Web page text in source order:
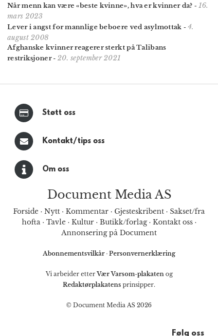
Når menn kan være «beste kvinne», hva er kvinner da? - 16.
mars 2023
Lever i angst for mannlige beboere ved asylmottak - 4.
august 2008
Afghanske kvinner reagerer sterkt på Talibans
restriksjoner- 20. september 2021
Støtt oss
Kontakt/tips oss
Om oss
Document Media AS
Forside · Nytt · Kommentar · Gjesteskribent · Sakset/fra
hofta· Tavle· Kultur· Butikk/forlag· Kontakt oss·
Annonsering på Document
Abonnementsvilkår · Personvernerklæring
Vi arbeider etterVær Varsom-plakatenog
Redaktørplakatens prinsipper.
© Document Media AS 2026
Følg oss